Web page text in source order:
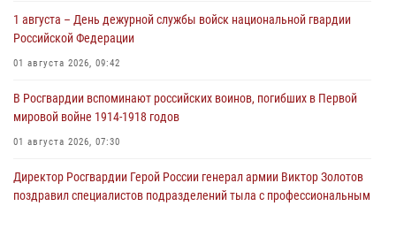
1 августа – День дежурной службы войск национальной гвардии
Российской Федерации
01 августа 2026, 09:42
В Росгвардии вспоминают российских воинов, погибших в Первой
мировой войне 1914-1918 годов
01 августа 2026, 07:30
Директор Росгвардии Герой России генерал армии Виктор Золотов
поздравил специалистов подразделений тыла с профессиональным